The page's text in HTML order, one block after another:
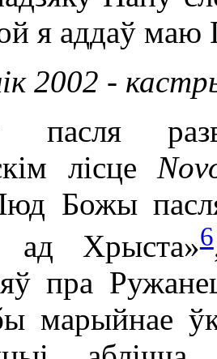
я аддаў маю
2002 -
лісце
Божы
ад Хрыста»6
пра
марыйнае